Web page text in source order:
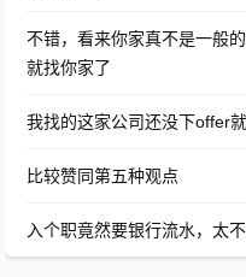
不错，看来你家真不是一般
就找你家了
我找的这家公司还没下offer
比较赞同第五种观点
入个职竟然要银行流水，太